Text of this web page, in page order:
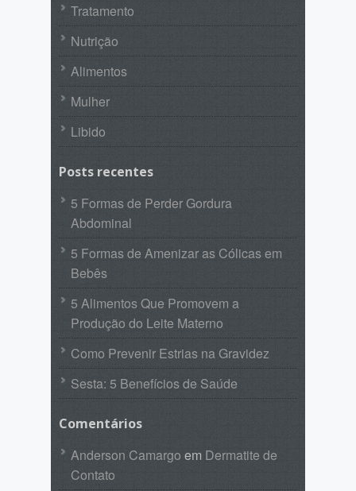
Tratamento
Nutrição
Alimentos
Mulher
Libido
Posts recentes
5 Formas de Perder Gordura
Abdominal
5 Formas de Amenizar as Cólicas em
Bebês
5 Alimentos Que Promovem a
Produção do Leite Materno
Como Prevenir Estrias na Gravidez
Sesta: 5 Benefícios de Saúde
Comentários
Anderson Camargo em Dermatite de
Contato